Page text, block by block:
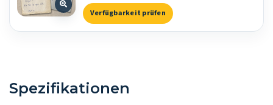
Verfügbarkeit prüfen
Spezifikationen